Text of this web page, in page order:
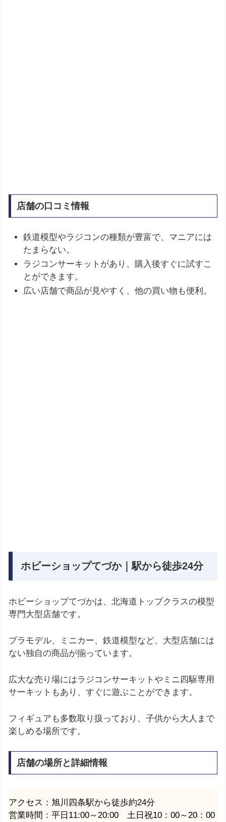
店舗の口コミ情報
鉄道模型やラジコンの種類が豊富で、マニアには
たまらない。
ラジコンサーキットがあり、購入後すぐに試すこ
とができます。
広い店舗で商品が見やすく、他の買い物も便利。
ホビーショップてづか｜駅から徒歩24分
ホビーショップてづかは、北海道トップクラスの模型
専門大型店舗です。
プラモデル、ミニカー、鉄道模型など、大型店舗には
ない独自の商品が揃っています。
広大な売り場にはラジコンサーキットやミニ四駆専用
サーキットもあり、すぐに遊ぶことができます。
フィギュアも多数取り扱っており、子供から大人まで
楽しめる場所です。
店舗の場所と詳細情報
アクセス：旭川四条駅から徒歩約24分
営業時間：平日11:00～20:00 土日祝10：00～20：00